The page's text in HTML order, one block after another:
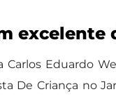
excelente
Eduardo
De Criança no